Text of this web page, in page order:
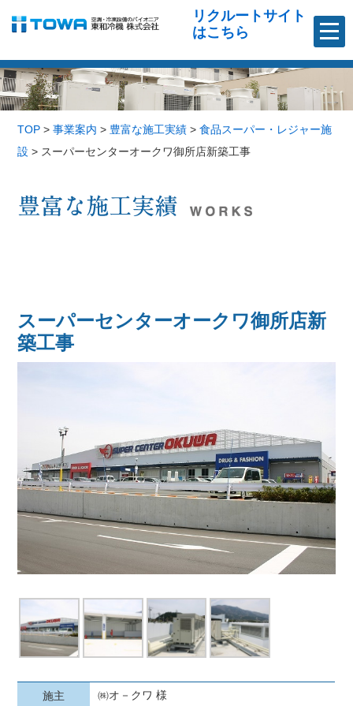
リクルートサイト
はこちら
TOP >事業案内 > 豊富な施工実績 >食品スーパー・レジャー施
設 > スーパーセンターオークワ御所店新築工事
スーパーセンターオークワ御所店新
築工事
施主 ㈱オ－クワ 様